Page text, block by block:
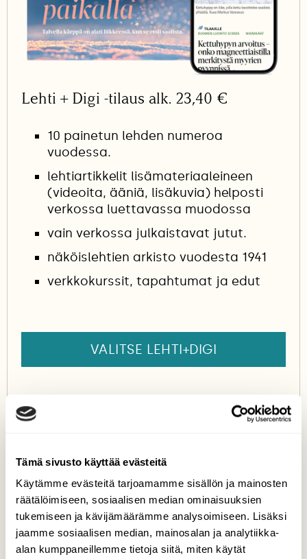
Tämä sivusto käyttää evästeitä
Käytämme evästeitä tarjoamamme sisällön ja mainosten
räätälöimiseen, sosiaalisen median ominaisuuksien
tukemiseen ja kävijämäärämme analysoimiseen. Lisäksi
jaamme sosiaalisen median, mainosalan ja analytiikka-
alan kumppaneillemme tietoja siitä, miten käytät
Lehti + Digi -tilaus alk. 23,40 €
10 painetun lehden numeroa
vuodessa.
lehtiartikkelit lisämateriaaleineen
(videoita, ääniä, lisäkuvia) helposti
verkossa luettavassa muodossa
vain verkossa julkaistavat jutut.
näköislehtien arkisto vuodesta 1941
verkkokurssit, tapahtumat ja edut
VALITSE LEHTI+DIGI
KOHTAAMISIA
LUONTOKUVAUS